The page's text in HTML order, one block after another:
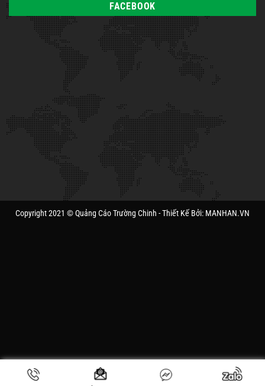
FACEBOOK
Copyright 2021 © Quảng Cáo Trường Chinh - Thiết Kế Bởi: MANHAN.VN